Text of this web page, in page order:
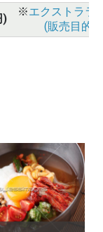
)
※エクストララ
(販売目的